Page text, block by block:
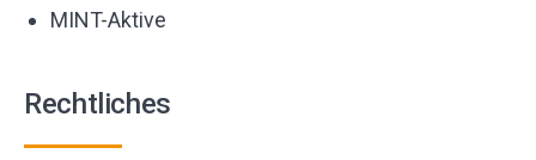
MINT-Aktive
Rechtliches